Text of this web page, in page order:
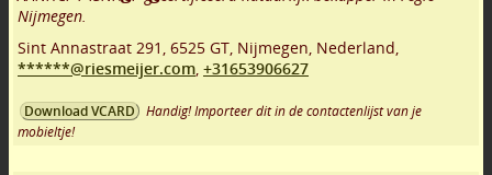
Nijmegen.
Sint Annastraat 291 , 6525 GT, Nijmegen, Nederland,
******@riesmeijer.com, +31653906627
Download VCARD
Handig! Importeer dit in de contactenlijst van je
mobieltje!